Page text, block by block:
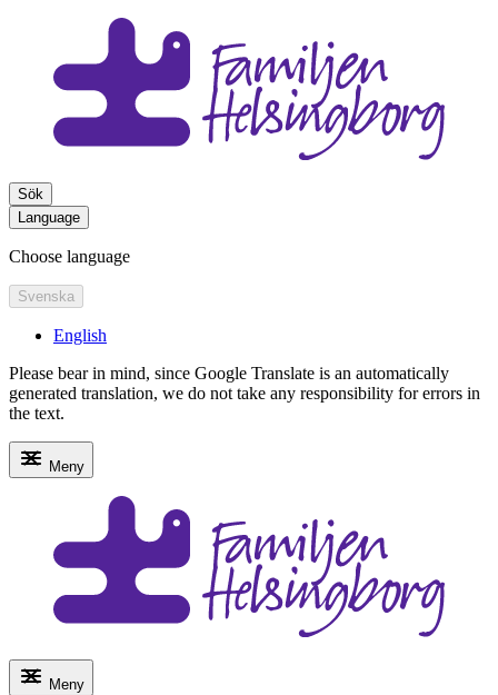
Sök
Language
Choose language
Svenska
English
Please bear in mind, since Google Translate is an automatically
generated translation, we do not take any responsibility for errors in
the text.
Meny
Meny